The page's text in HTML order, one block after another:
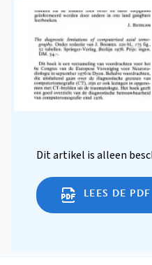
Dit artikel is alleen
LEES DE PDF